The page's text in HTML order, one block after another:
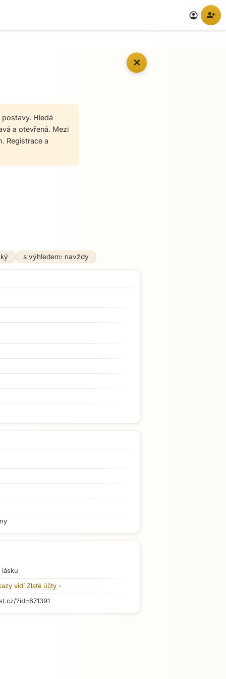
account_circle person_add
✕
Hledá
a otevřená. Mezi
Registrace a
s výhledem: navždy
lásku
vidí Zlaté účty -
?id=671391